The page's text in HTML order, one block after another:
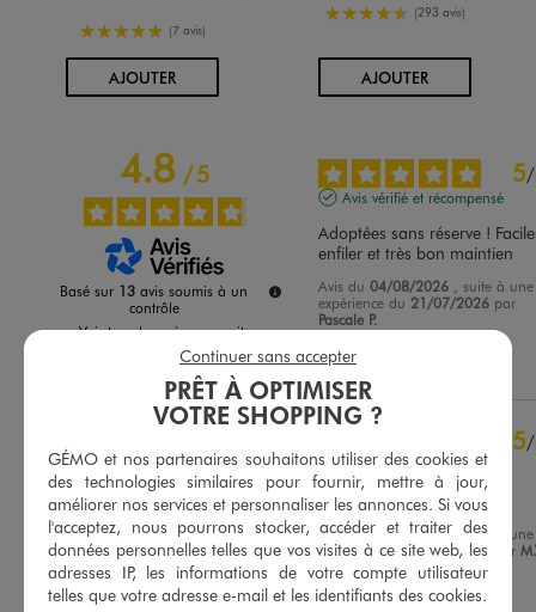
5/5 de moyenne
(7 avis)
AJOUTERAU PANIER
4.5/5 de moyenne
(293 avis)
AJOUTERAU PANIER
4.8/5
Basé sur 13 avis soumis à un
contrôle
Voir tous les avis sur ce site
11
2
0
2étoiles
0
1étoile 0
Trier les avis
5/
Avis vérifié et récompensé
Adoptées sans réserve !
enfiler et très bon maintien
Avis du04/08/2026 , suite à une
expérience du 21/07/2026 par
Pascale P.
Utile
5/
Avis vérifié et récompensé
Top
Avis du27/07/2026
, suite à une
expérience du15/07/2026 par
Utile(0) Signaler
PRÊT À OPTIMISER
VOTRE SHOPPING ?
GÉMO et nos partenaires souhaitons utiliser des cookies et
des technologies similaires pour fournir, mettre à jour,
améliorer nos services et personnaliser les annonces. Si vous
l'acceptez, nous pourrons stocker, accéder et traiter des
données personnelles telles que vos visites à ce site web, les
adresses IP, les informations de votre compte utilisateur
telles que votre adresse e-mail et les identifiants des cookies.
Continuer sans accepter